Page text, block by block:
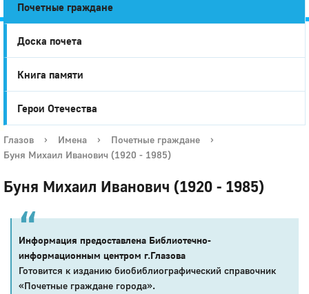
Город
Глазов
Почетные граждане
Доска почета
Книга памяти
Герои Отечества
Глазов › Имена › Почетные граждане
›
Буня Михаил Иванович (1920 - 1985)
Буня Михаил Иванович (1920 - 1985)
Информация предоставлена Библиотечно-
информационным центром г.Глазова
Готовится к изданию биобиблиографический справочник
«Почетные граждане города».